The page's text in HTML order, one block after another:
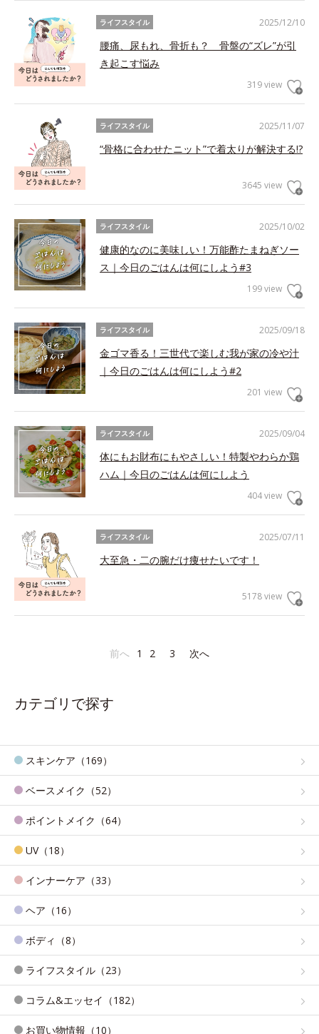
2025/12/10
ライフスタイル
腰痛、尿もれ、骨折も？ 骨盤の“ズレ”が引
き起こす悩み
319 view
2025/11/07
ライフスタイル
“骨格に合わせたニット”で着太りが解決する!?
3645 view
2025/10/02
ライフスタイル
健康的なのに美味しい！万能酢たまねぎソー
ス｜今日のごはんは何にしよう#3
199 view
2025/09/18
ライフスタイル
金ゴマ香る！三世代で楽しむ我が家の冷や汁
｜今日のごはんは何にしよう#2
201 view
2025/09/04
ライフスタイル
体にもお財布にもやさしい！特製やわらか鶏
ハム｜今日のごはんは何にしよう
404 view
2025/07/11
ライフスタイル
大至急・二の腕だけ痩せたいです！
5178 view
前へ 1 2 3 次へ
カテゴリで探す
スキンケア（169）
ベースメイク（52）
ポイントメイク（64）
UV（18）
インナーケア（33）
ヘア（16）
ボディ（8）
ライフスタイル（23）
コラム&エッセイ（182）
お買い物情報（10）